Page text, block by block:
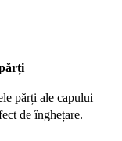
părți ale capului
de înghețare.